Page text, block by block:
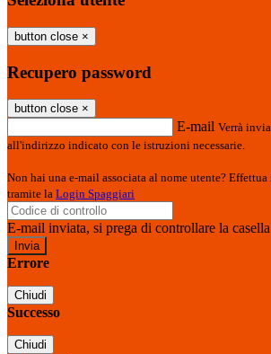
button close ×
Recupero password
button close ×
E-mail Verrà
all'indirizzo indicato con le istruzioni necessarie.
Non hai una e-mail associata al nome utente?
tramite la Login Spaggiari
E-mail inviata, si prega di controllare la
Errore
Chiudi
Successo
Chiudi